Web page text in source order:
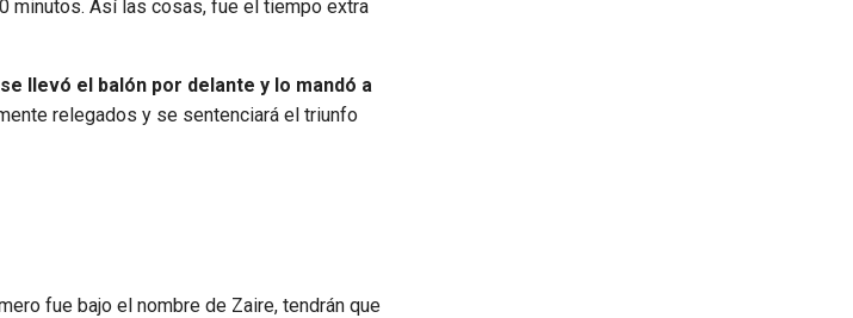
minutos. Así las cosas, fue el tiempo extra
llevó el balón por delante y lo mandó a
relegados y se sentenciará el triunfo
fue bajo el nombre de Zaire, tendrán que